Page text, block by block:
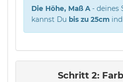
Die Höhe, Maß A- deines
kannst Du bis zu 25cm
Schritt 2: